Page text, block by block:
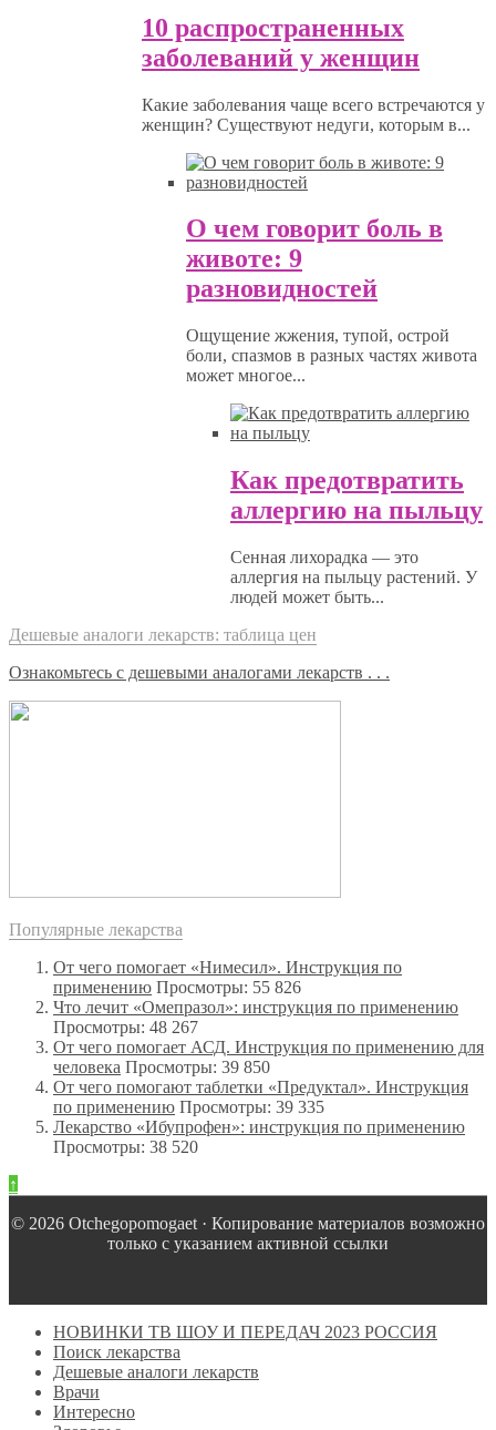
10 распространенных
заболеваний у женщин
Какие заболевания чаще всего встречаются у
женщин? Существуют недуги, которым в...
О чем говорит боль в
животе: 9
разновидностей
Ощущение жжения, тупой, острой
боли, спазмов в разных частях живота
может многое...
Как предотвратить
аллергию на пыльцу
Сенная лихорадка — это
аллергия на пыльцу растений. У
людей может быть...
Дешевые аналоги лекарств: таблица цен
Ознакомьтесь с дешевыми аналогами лекарств . . .
Популярные лекарства
От чего помогает «Нимесил». Инструкция по
применению Просмотры: 55 826
Что лечит «Омепразол»: инструкция по применению
Просмотры: 48 267
От чего помогает АСД. Инструкция по применению для
человека Просмотры: 39 850
От чего помогают таблетки «Предуктал». Инструкция
по применению Просмотры: 39 335
Лекарство «Ибупрофен»: инструкция по применению
Просмотры: 38 520
↑
© 2026 Оtchegopomogaet · Копирование материалов возможно
только с указанием активной ссылки
НОВИНКИ ТВ ШОУ И ПЕРЕДАЧ 2023 РОССИЯ
Поиск лекарства
Дешевые аналоги лекарств
Врачи
Интересно